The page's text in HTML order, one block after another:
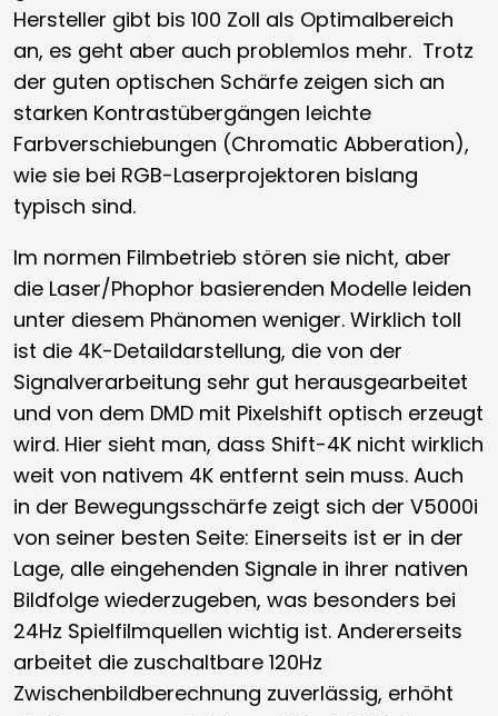
Hersteller gibt bis 100 Zoll als Optimalbereich
an, es geht aber auch problemlos mehr. Trotz
der guten optischen Schärfe zeigen sich an
starken Kontrastübergängen leichte
Farbverschiebungen (Chromatic Abberation),
wie sie bei RGB-Laserprojektoren bislang
typisch sind.
Im normen Filmbetrieb stören sie nicht, aber
die Laser/Phophor basierenden Modelle leiden
unter diesem Phänomen weniger. Wirklich toll
ist die 4K-Detaildarstellung, die von der
Signalverarbeitung sehr gut herausgearbeitet
und von dem DMD mit Pixelshift optisch erzeugt
wird. Hier sieht man, dass Shift-4K nicht wirklich
weit von nativem 4K entfernt sein muss. Auch
in der Bewegungsschärfe zeigt sich der V5000i
von seiner besten Seite: Einerseits ist er in der
Lage, alle eingehenden Signale in ihrer nativen
Bildfolge wiederzugeben, was besonders bei
24Hz Spielfilmquellen wichtig ist. Andererseits
arbeitet die zuschaltbare 120Hz
Zwischenbildberechnung zuverlässig, erhöht